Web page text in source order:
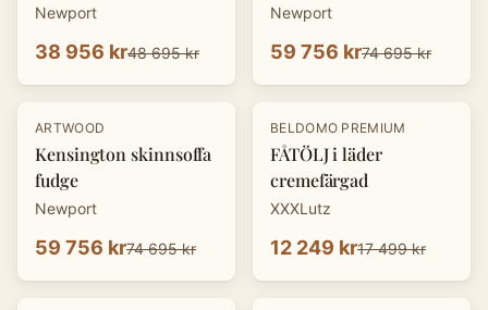
Newport
38 956 kr48 695 kr
Newport
59 756 kr74 695 kr
-20%
ARTWOOD
Kensington skinnsoffa
fudge
Newport
59 756 kr74 695 kr
-30 %
BELDOMO PREMIUM
FÅTÖLJ i läder
cremefärgad
XXXLutz
12 249 kr17 499 kr